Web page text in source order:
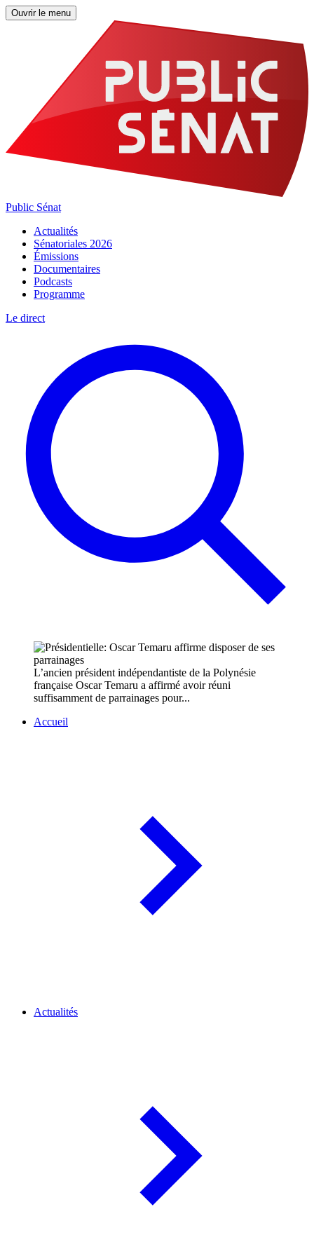
Ouvrir le menu
Public Sénat
Actualités
Sénatoriales 2026
Émissions
Documentaires
Podcasts
Programme
Le direct
L’ancien président indépendantiste de la Polynésie
française Oscar Temaru a affirmé avoir réuni
suffisamment de parrainages pour...
Accueil
Actualités